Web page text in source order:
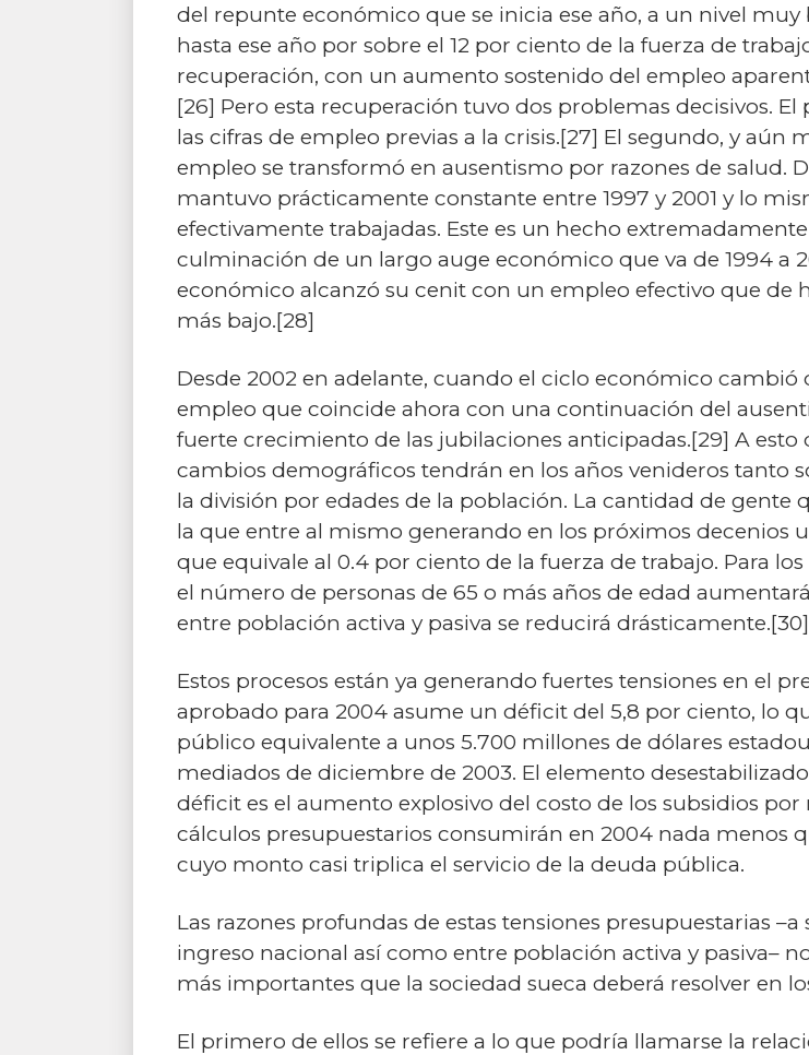
del repunte económico que se inicia ese año, a un nivel muy
hasta ese año por sobre el 12 por ciento de la fuerza de
recuperación, con un aumento sostenido del empleo
[26] Pero esta recuperación tuvo dos problemas decisivos.
las cifras de empleo previas a la crisis.[27] El segundo, y aún
empleo se transformó en ausentismo por razones de salud.
mantuvo prácticamente constante entre 1997 y 2001 y lo
efectivamente trabajadas. Este es un hecho
culminación de un largo auge económico que va de 1994 a
económico alcanzó su cenit con un empleo efectivo que de
más bajo.[28]
Desde 2002 en adelante, cuando el ciclo económico cambió
empleo que coincide ahora con una continuación del
fuerte crecimiento de las jubilaciones anticipadas.[29] A
cambios demográficos tendrán en los años venideros tanto
la división por edades de la población. La cantidad de gente
la que entre al mismo generando en los próximos decenios
que equivale al 0.4 por ciento de la fuerza de trabajo. Para
el número de personas de 65 o más años de edad
entre población activa y pasiva se reducirá drásticamente.[30]
Estos procesos están ya generando fuertes tensiones en el
aprobado para 2004 asume un déficit del 5,8 por ciento, lo
público equivalente a unos 5.700 millones de dólares
mediados de diciembre de 2003. El elemento
déficit es el aumento explosivo del costo de los subsidios
cálculos presupuestarios consumirán en 2004 nada menos
cuyo monto casi triplica el servicio de la deuda pública.
Las razones profundas de estas tensiones presupuestarias
ingreso nacional así como entre población activa y pasiva–
más importantes que la sociedad sueca deberá resolver en
El primero de ellos se refiere a lo que podría llamarse la